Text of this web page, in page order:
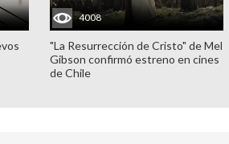
4008
"La Resurrección de Cristo" de Mel
Gibson confirmó estreno en cines
de Chile